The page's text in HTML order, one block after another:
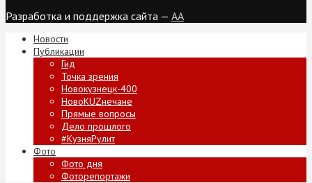
Разработка и поддержка сайта — AA
Новости
Публикации
Гид
Точка зрения
Новокузнецк-400
НовоKUZнечане
Прямые вопросы
Дело прошлого
#КузняРулит
Фото
Фото дня
Фоторепортажи